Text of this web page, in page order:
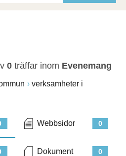
0 träffar inom Evenemang
verksamheter i
0
Webbsidor
0
Dokument